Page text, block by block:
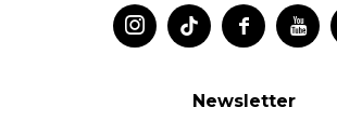
 

Newsletter